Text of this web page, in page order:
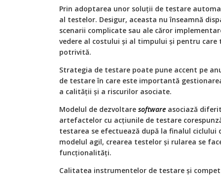
Prin adoptarea unor soluţii de testare
al testelor. Desigur, aceasta nu înseamnă
scenarii complicate sau ale căror
vedere al costului şi al timpului şi pentru
potrivită.
Strategia de testare poate pune accent pe
de testare în care este importantă
a calităţii şi a riscurilor asociate.
Modelul de dezvoltare software asociază
artefactelor cu acţiunile de testare
testarea se efectuează după la finalul ciclului
modelul agil, crearea testelor şi rularea se
funcţionalităţi.
Calitatea instrumentelor de testare şi